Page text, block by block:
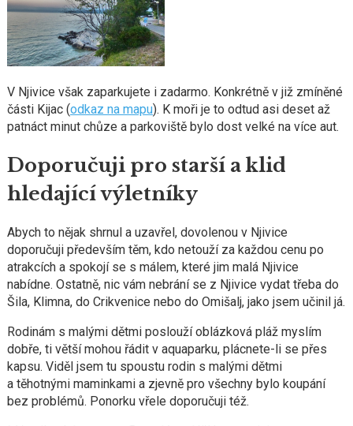
V Njivice však zaparkujete i zadarmo. Konkrétně v již zmíněné
části Kijac (odkaz na mapu). K moři je to odtud asi deset až
patnáct minut chůze a parkoviště bylo dost velké na více aut.
Doporučuji pro starší a klid
hledající výletníky
Abych to nějak shrnul a uzavřel, dovolenou v Njivice
doporučuji především těm, kdo netouží za každou cenu po
atrakcích a spokojí se s málem, které jim malá Njivice
nabídne. Ostatně, nic vám nebrání se z Njivice vydat třeba do
Šila, Klimna, do Crikvenice nebo do Omišalj, jako jsem učinil já.
Rodinám s malými dětmi poslouží oblázková pláž myslím
dobře, ti větší mohou řádit v aquaparku, plácnete-li se přes
kapsu. Viděl jsem tu spoustu rodin s malými dětmi
a těhotnými maminkami a zjevně pro všechny bylo koupání
bez problémů. Ponorku vřele doporučuji též.